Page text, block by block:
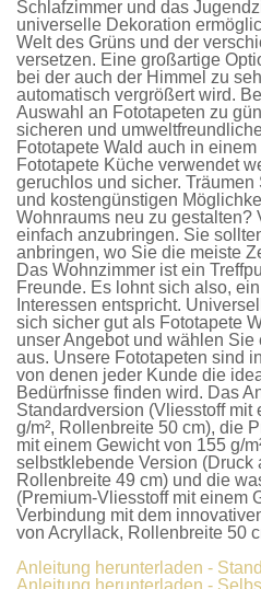
Schlafzimmer und das
universelle Dekoration
Welt des Grüns und der
versetzen. Eine großartige
bei der auch der Himmel zu
automatisch vergrößert wird.
Auswahl an Fototapeten zu
sicheren und
Fototapete Wald auch in
Fototapete Küche verwendet
geruchlos und sicher.
und kostengünstigen
Wohnraums neu zu gestalten?
einfach anzubringen. Sie
anbringen, wo Sie die meiste
Das Wohnzimmer ist ein
Freunde. Es lohnt sich also,
Interessen entspricht.
sich sicher gut als Fototapete
unser Angebot und wählen
aus. Unsere Fototapeten sind
von denen jeder Kunde die
Bedürfnisse finden wird. Das
Standardversion (Vliesstoff mit
g/m², Rollenbreite 50 cm), die
mit einem Gewicht von 155 g/
selbstklebende Version (Druck
Rollenbreite 49 cm) und die
(Premium-Vliesstoff mit einem
Verbindung mit dem
von Acryllack, Rollenbreite 50
Anleitung herunterladen -
Anleitung herunterladen -